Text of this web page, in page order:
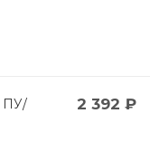
ПУ/
2 392 ₽